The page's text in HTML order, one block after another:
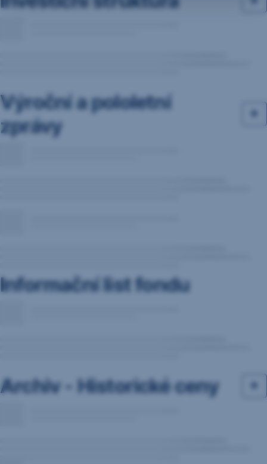
Výroční a pololetní
zprávy
Informační list fondu
Archiv - Historické ceny